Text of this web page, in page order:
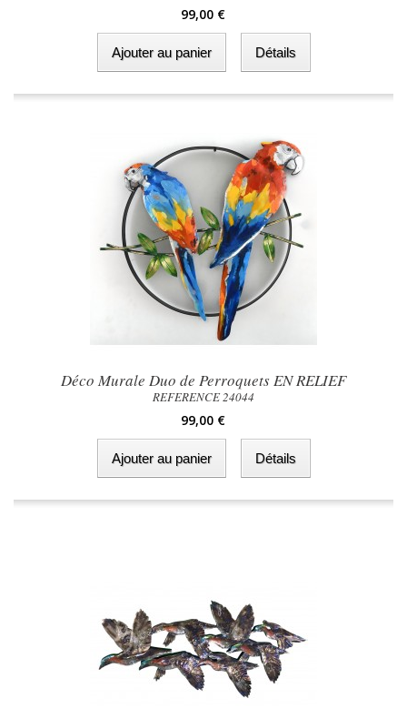
99,00 €
Ajouter au panier Détails
Déco Murale Duo de Perroquets EN RELIEF
REFERENCE 24044
99,00 €
Ajouter au panier Détails